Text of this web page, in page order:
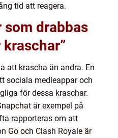
tid att reagera.
som drabbas
kraschar”
att krascha än andra. En
sociala medieappar och
för dessa kraschar.
är exempel på
rapporteras om att
Go och Clash Royale är